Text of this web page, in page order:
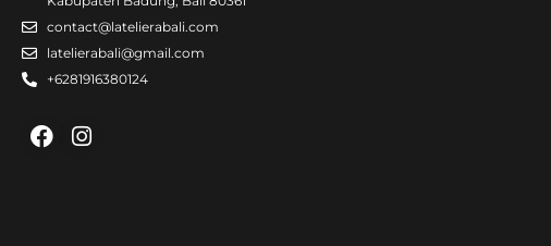
contact@latelierabali.com
latelierabali@gmail.com
+6281916380124
Facebook
Instagram